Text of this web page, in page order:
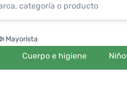
Mayorista
Cuerpo e higiene